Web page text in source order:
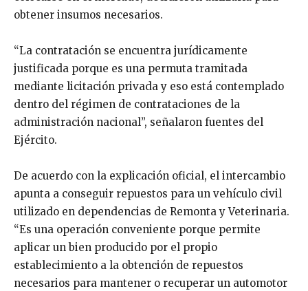
obtener insumos necesarios.
“La contratación se encuentra jurídicamente
justificada porque es una permuta tramitada
mediante licitación privada y eso está contemplado
dentro del régimen de contrataciones de la
administración nacional”, señalaron fuentes del
Ejército.
De acuerdo con la explicación oficial, el intercambio
apunta a conseguir repuestos para un vehículo civil
utilizado en dependencias de Remonta y Veterinaria.
“Es una operación conveniente porque permite
aplicar un bien producido por el propio
establecimiento a la obtención de repuestos
necesarios para mantener o recuperar un automotor